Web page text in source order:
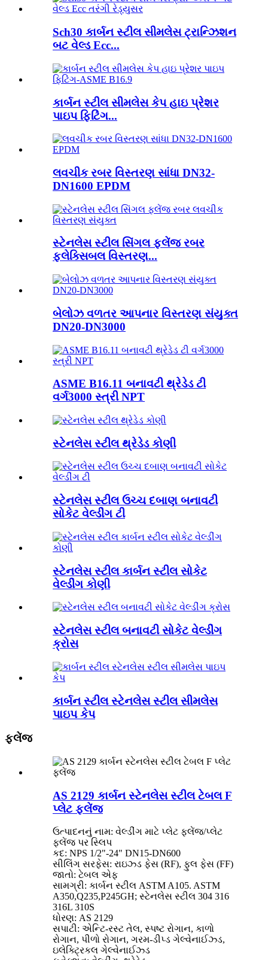
Sch30 કાર્બન સ્ટીલ સીમલેસ ટ્રાન્ઝિશન
બટ વેલ્ડ Ecc...
કાર્બન સ્ટીલ સીમલેસ કેપ હાઇ પ્રેશર
પાઇપ ફિટિંગ...
લવચીક રબર વિસ્તરણ સાંધા DN32-
DN1600 EPDM
સ્ટેનલેસ સ્ટીલ સિંગલ ફ્લેંજ રબર
ફ્લેક્સિબલ વિસ્તરણ...
બેલોઝ વળતર આપનાર વિસ્તરણ સંયુક્ત
DN20-DN3000
ASME B16.11 બનાવટી થ્રેડેડ ટી
વર્ગ3000 સ્ત્રી NPT
સ્ટેનલેસ સ્ટીલ થ્રેડેડ કોણી
સ્ટેનલેસ સ્ટીલ ઉચ્ચ દબાણ બનાવટી
સોકેટ વેલ્ડીંગ ટી
સ્ટેનલેસ સ્ટીલ કાર્બન સ્ટીલ સોકેટ
વેલ્ડીંગ કોણી
સ્ટેનલેસ સ્ટીલ બનાવટી સોકેટ વેલ્ડીંગ
ક્રોસ
કાર્બન સ્ટીલ સ્ટેનલેસ સ્ટીલ સીમલેસ
પાઇપ કેપ
ફ્લેંજ
AS 2129 કાર્બન સ્ટેનલેસ સ્ટીલ ટેબલ F
પ્લેટ ફ્લેંજ
ઉત્પાદનનું નામ: વેલ્ડીંગ માટે પ્લેટ ફ્લેંજ/પ્લેટ
ફ્લેંજ પર સ્લિપ
કદ: NPS 1/2"-24" DN15-DN600
સીલિંગ સરફેસ: રાઇઝ્ડ ફેસ (RF), ફુલ ફેસ (FF)
જાતો: ટેબલ એફ
સામગ્રી: કાર્બન સ્ટીલ ASTM A105. ASTM
A350,Q235,P245GH; સ્ટેનલેસ સ્ટીલ 304 316
316L 310S
ધોરણ: AS 2129
સપાટી: એન્ટિ-રસ્ટ તેલ, સ્પષ્ટ રોગાન, કાળો
રોગાન, પીળો રોગાન, ગરમ-ડીપ્ડ ગેલ્વેનાઈઝ્ડ,
ઇલેક્ટ્રિકલ ગેલ્વેનાઈઝ્ડ